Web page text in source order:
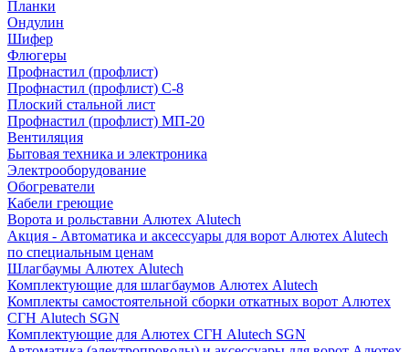
Планки
Ондулин
Шифер
Флюгеры
Профнастил (профлист)
Профнастил (профлист) С-8
Плоский стальной лист
Профнастил (профлист) МП-20
Вентиляция
Бытовая техника и электроника
Электрооборудование
Обогреватели
Кабели греющие
Ворота и рольставни Алютех Alutech
Акция - Автоматика и аксессуары для ворот Алютех Alutech
по специальным ценам
Шлагбаумы Алютех Alutech
Комплектующие для шлагбаумов Алютех Alutech
Комплекты самостоятельной сборки откатных ворот Алютех
СГН Alutech SGN
Комплектующие для Алютех СГН Alutech SGN